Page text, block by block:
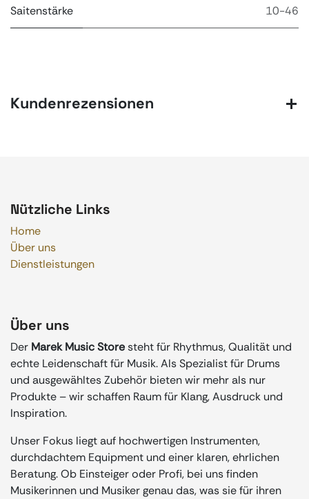
Saitenstärke 10-46
Kundenrezensionen
Nützliche Links
Home
Über uns
Dienstleistungen
Über uns
Der Marek Music Storesteht für Rhythmus, Qualität und
echte Leidenschaft für Musik. Als Spezialist für Drums
und ausgewähltes Zubehör bieten wir mehr als nur
Produkte – wir schaffen Raum für Klang, Ausdruck und
Inspiration.
Unser Fokus liegt auf hochwertigen Instrumenten,
durchdachtem Equipment und einer klaren, ehrlichen
Beratung. Ob Einsteiger oder Profi, bei uns finden
Musikerinnen und Musiker genau das, was sie für ihren